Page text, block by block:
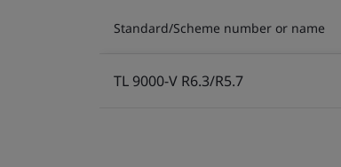
Standard/Scheme number or name
TL 9000-V R6.3/R5.7